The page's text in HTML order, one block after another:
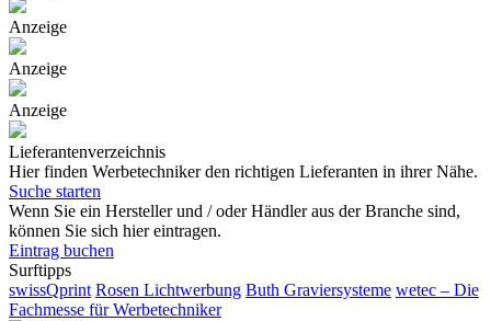
Anzeige
Anzeige
Anzeige
Lieferantenverzeichnis
Hier finden Werbetechniker den richtigen Lieferanten in ihrer Nähe.
Suche starten
Wenn Sie ein Hersteller und / oder Händler aus der Branche sind,
können Sie sich hier eintragen.
Eintrag buchen
Surftipps
swissQprint Rosen Lichtwerbung Buth Graviersysteme wetec – Die
Fachmesse für Werbetechniker